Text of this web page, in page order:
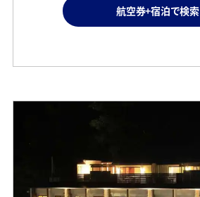
航空券+宿泊で検索